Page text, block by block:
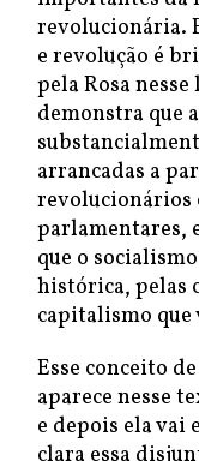
revolucionária.
e revolução é
pela Rosa
demonstra que
arrancadas a
revolucionários
parlamentares,
que o
histórica, pelas
capitalismo que
Esse conceito
aparece nesse
e depois ela vai